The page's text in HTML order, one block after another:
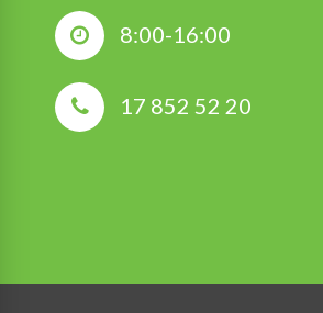
8:00-16:00
17 852 52 20